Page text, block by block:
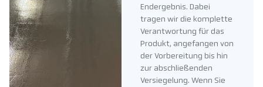
Endergebnis. Dabei
tragen wir die komplette
Verantwortung für das
Produkt, angefangen von
der Vorbereitung bis hin
zur abschließenden
Versiegelung. Wenn Sie